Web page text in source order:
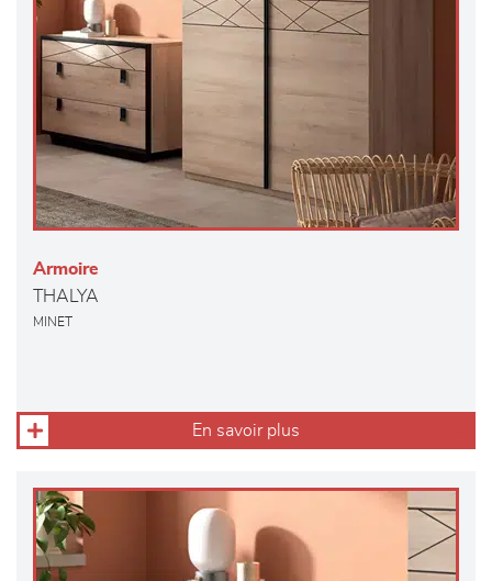
Armoire
THALYA
MINET
En savoir plus